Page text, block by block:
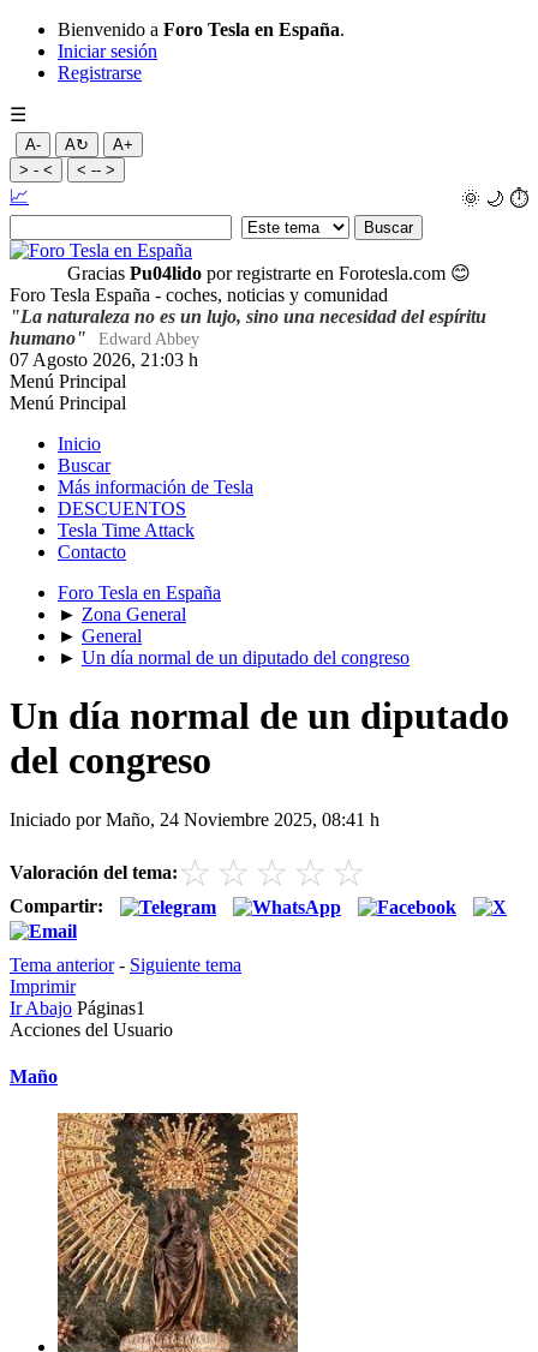
Bienvenido a Foro Tesla en España.
Iniciar sesión
Registrarse
☰
A- A↻
A+
> - <
< -- >
🌞 🌙 ⏱️
📈
Gracias Pu04lido por registrarte en Forotesla.com 😊
Foro Tesla España - coches, noticias y comunidad
"La naturaleza no es un lujo, sino una necesidad del espíritu
humano"
Edward Abbey
07 Agosto 2026, 21:03 h
Menú Principal
Menú Principal
Inicio
Buscar
Más información de Tesla
DESCUENTOS
Tesla Time Attack
Contacto
Foro Tesla en España
► Zona General
► General
► Un día normal de un diputado del congreso
Un día normal de un diputado
del congreso
Iniciado por Maño, 24 Noviembre 2025, 08:41 h
Valoración del tema: ☆ ☆ ☆ ☆ ☆
Compartir:
Tema anterior- Siguiente tema
Imprimir
Ir Abajo Páginas1
Acciones del Usuario
Maño